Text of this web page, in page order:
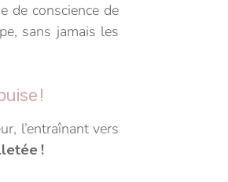
de conscience de
sans jamais les
!
l’entraînant vers
!